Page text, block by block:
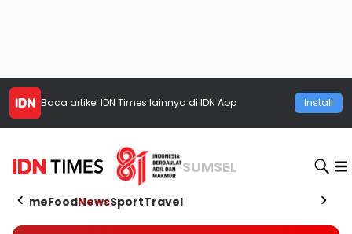
Baca artikel IDN Times lainnya di IDN App Install
SUMSEL
HomeFoodNewsSportTravel